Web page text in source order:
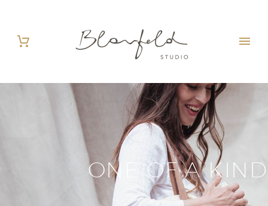
ONE OF A KIND